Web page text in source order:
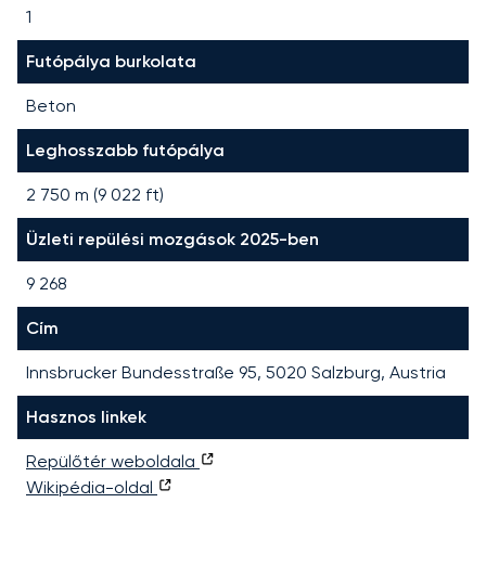
1
Futópálya burkolata
Beton
Leghosszabb futópálya
2 750 m (9 022 ft)
Üzleti repülési mozgások 2025-ben
9 268
Cím
Innsbrucker Bundesstraße 95, 5020 Salzburg, Austria
Hasznos linkek
Repülőtér weboldala
Wikipédia-oldal